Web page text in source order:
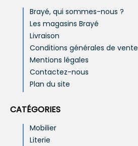
Brayé, qui sommes-nous ?
Les magasins Brayé
Livraison
Conditions générales de vente
Mentions légales
Contactez-nous
Plan du site
CATÉGORIES
Mobilier
Literie